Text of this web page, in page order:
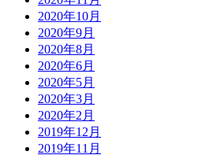
2020年10月
2020年9月
2020年8月
2020年6月
2020年5月
2020年3月
2020年2月
2019年12月
2019年11月